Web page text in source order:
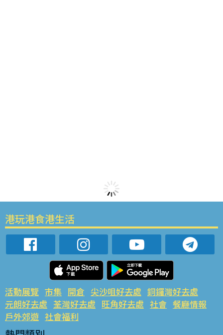
港玩港食港生活
活動展覽 市集 開倉 尖沙咀好去處 銅鑼灣好去處
元朗好去處 荃灣好去處 旺角好去處 社會 餐廳情報
戶外郊遊 社會福利